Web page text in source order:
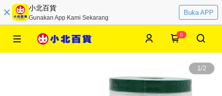
小北百貨
Gunakan App Kami Sekarang
Buka APP
0
1/2